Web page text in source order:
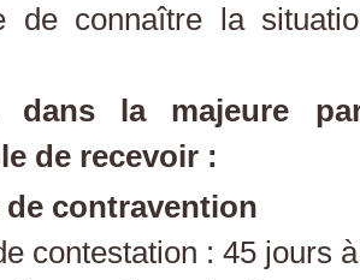
de connaître la
dans la majeure
de recevoir :
de contravention
contestation : 45 jours